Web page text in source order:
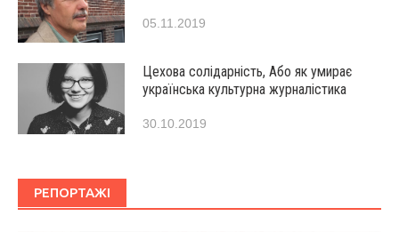
05.11.2019
Цехова солідарність, Або як умирає
українська культурна журналістика
30.10.2019
РЕПОРТАЖІ